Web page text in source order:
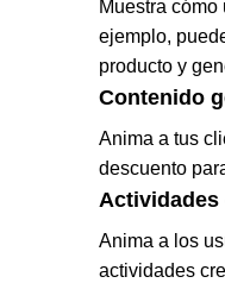
Muestra
ejemplo,
producto y
Contenido
Anima a tus
descuento
Actividades
Anima a los
actividades